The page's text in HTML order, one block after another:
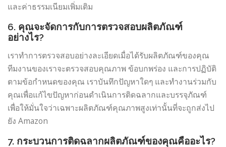
และค่าธรรมเนียมเพิ่มเติม
6. คุณจะจัดการกับการตรวจสอบผลิตภัณฑ์
อย่างไร?
เราทำการตรวจสอบอย่างละเอียดเมื่อได้รับผลิตภัณฑ์ของคุณ
ทีมงานของเราจะตรวจสอบคุณภาพ ข้อบกพร่อง และการปฏิบัติ
ตามข้อกำหนดของคุณ เราบันทึกปัญหาใดๆ และทำงานร่วมกับ
คุณเพื่อแก้ไขปัญหาก่อนดำเนินการติดฉลากและบรรจุภัณฑ์
เพื่อให้มั่นใจว่าเฉพาะผลิตภัณฑ์คุณภาพสูงเท่านั้นที่จะถูกส่งไป
ยัง Amazon
7. กระบวนการติดฉลากผลิตภัณฑ์ของคุณคืออะไร?